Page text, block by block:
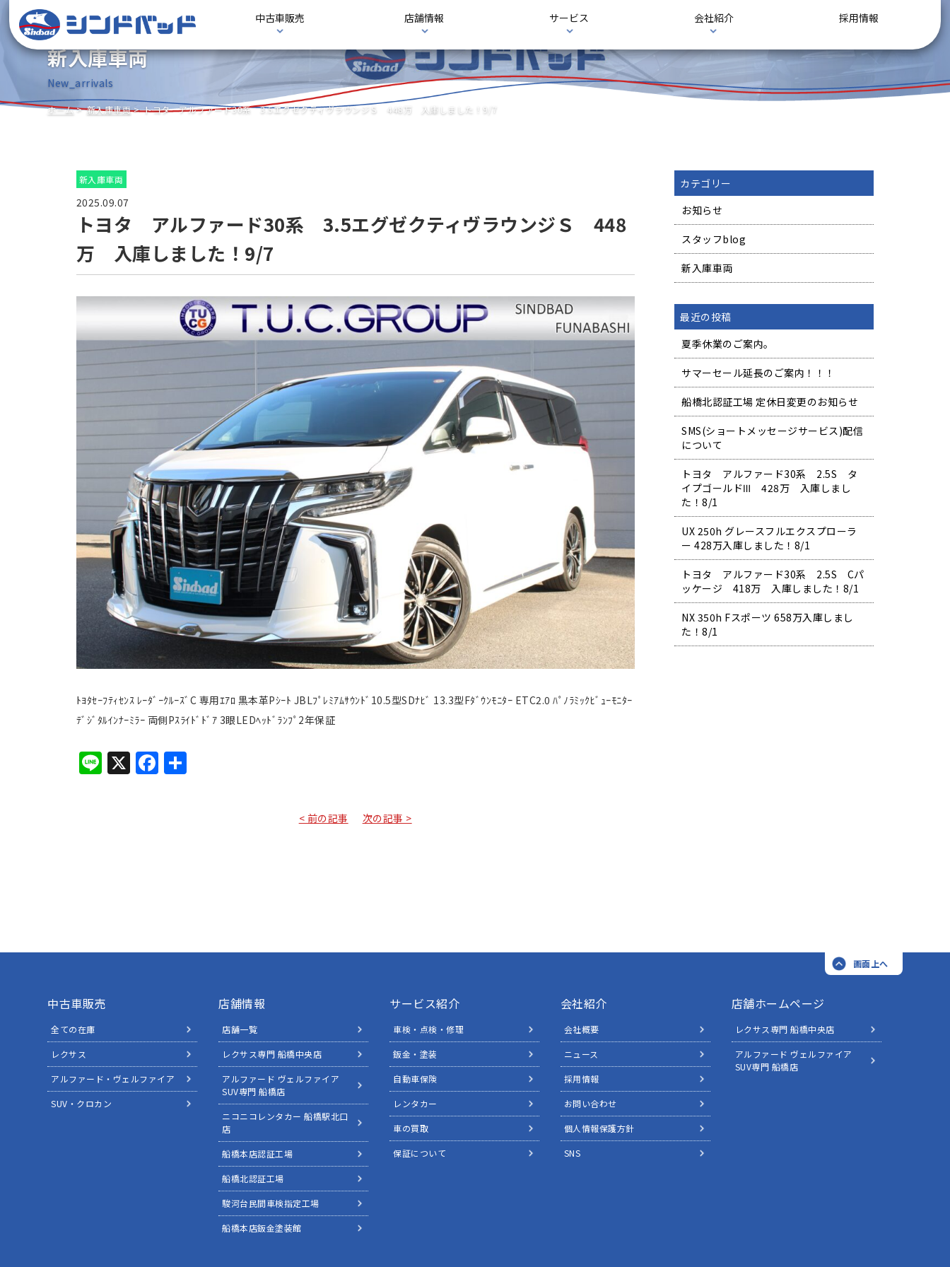
中古車販売 店舗情報 サービス 会社紹介 採用情報
新入庫車両
New_arrivals
ホーム 新入庫車両 トヨタ アルファード30系 3.5エグゼクティヴラウンジＳ 448万 入庫しました！9/7
新入庫車両
2025.09.07
トヨタ アルファード30系 3.5エグゼクティヴラウンジＳ 448
万 入庫しました！9/7
ﾄﾖﾀｾｰﾌﾃｨｾﾝｽ ﾚｰﾀﾞｰｸﾙｰｽﾞC 専用ｴｱﾛ 黒本革Pｼｰﾄ JBLﾌﾟﾚﾐｱﾑｻｳﾝﾄﾞ10.5型SDﾅﾋﾞ 13.3型Fﾀﾞｳﾝﾓﾆﾀｰ ETC2.0 ﾊﾟﾉﾗﾐｯｸﾋﾞｭｰﾓﾆﾀｰ
ﾃﾞｼﾞﾀﾙｲﾝﾅｰﾐﾗｰ 両側Pｽﾗｲﾄﾞﾄﾞｱ 3眼LEDﾍｯﾄﾞﾗﾝﾌﾟ2年保証
Line
X Facebook
共
< 前の記事 次の記事 >
カテゴリー
お知らせ
スタッフblog
新入庫車両
最近の投稿
夏季休業のご案内。
サマーセール延長のご案内！！！
船橋北認証工場 定休日変更のお知らせ
SMS(ショートメッセージサービス)配信
について
トヨタ アルファード30系 2.5S タ
イプゴールドⅢ 428万 入庫しまし
た！8/1
UX 250h グレースフルエクスプローラ
ー 428万入庫しました！8/1
トヨタ アルファード30系 2.5S Cパ
ッケージ 418万 入庫しました！8/1
NX 350h Fスポーツ 658万入庫しまし
た！8/1
画面上へ
中古車販売
全ての在庫
レクサス
アルファード・ヴェルファイア
SUV・クロカン
店舗情報
店舗一覧
レクサス専門 船橋中央店
アルファード ヴェルファイア
SUV専門 船橋店
ニコニコレンタカー 船橋駅北口
店
船橋本店認証工場
船橋北認証工場
駿河台民間車検指定工場
船橋本店鈑金塗装館
サービス紹介
車検・点検・修理
鈑金・塗装
自動車保険
レンタカー
車の買取
保証について
会社紹介
会社概要
ニュース
採用情報
お問い合わせ
個人情報保護方針
SNS
店舗ホームページ
レクサス専門 船橋中央店
アルファード ヴェルファイア
SUV専門 船橋店